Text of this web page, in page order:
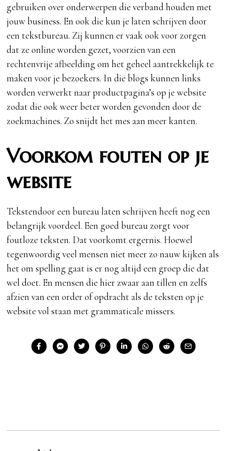
gebruiken over onderwerpen die verband houden met
jouw business. En ook die kun je laten schrijven door
een tekstbureau. Zij kunnen er vaak ook voor zorgen
dat ze online worden gezet, voorzien van een
rechtenvrije afbeelding om het geheel aantrekkelijk te
maken voor je bezoekers. In die blogs kunnen links
worden verwerkt naar productpagina’s op je website
zodat die ook weer beter worden gevonden door de
zoekmachines. Zo snijdt het mes aan meer kanten.
Voorkom fouten op je
website
Tekstendoor een bureau laten schrijven heeft nog een
belangrijk voordeel. Een goed bureau zorgt voor
foutloze teksten. Dat voorkomt ergernis. Hoewel
tegenwoordig veel mensen niet meer zo nauw kijken als
het om spelling gaat is er nog altijd een groep die dat
wel doet. En mensen die hier zwaar aan tillen en zelfs
afzien van een order of opdracht als de teksten op je
website vol staan met grammaticale missers.